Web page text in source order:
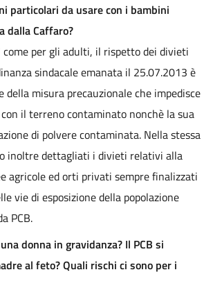
particolari da usare con i bambini
dalla Caffaro?
come per gli adulti, il rispetto dei divieti
sindacale emanata il 25.07.2013 è
della misura precauzionale che impedisce
il terreno contaminato nonchè la sua
di polvere contaminata. Nella stessa
inoltre dettagliati i divieti relativi alla
agricole ed orti privati sempre finalizzati
vie di esposizione della popolazione
PCB.
donna in gravidanza? Il PCB si
al feto? Quali rischi ci sono per i